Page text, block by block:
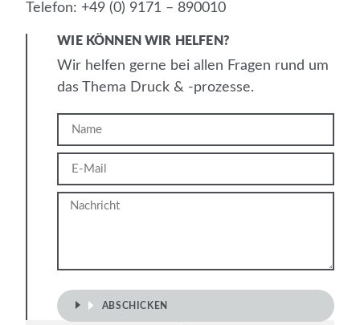
Telefon: +49 (0) 9171 – 890010
WIE KÖNNEN WIR HELFEN?
Wir helfen gerne bei allen Fragen rund um
das Thema Druck & -prozesse.
Name
Mail
ABSCHICKEN